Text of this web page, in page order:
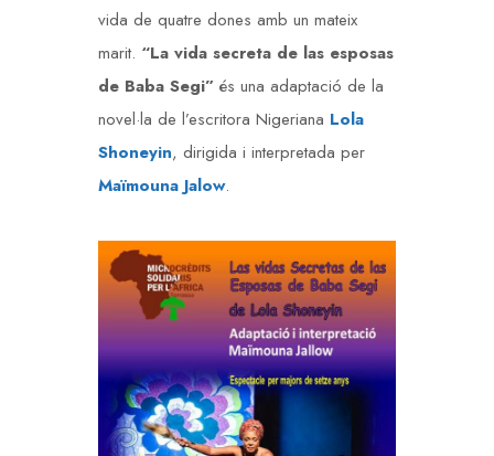
vida de quatre dones amb un mateix
marit. “La vida secreta de las esposas
de Baba Segi” és una adaptació de la
novel·la de l’escritora Nigeriana Lola
Shoneyin, dirigida i interpretada per
Maïmouna Jalow.